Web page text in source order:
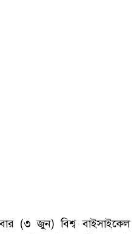
(৩ জুন) বিশ্ব বাইসাইকেল